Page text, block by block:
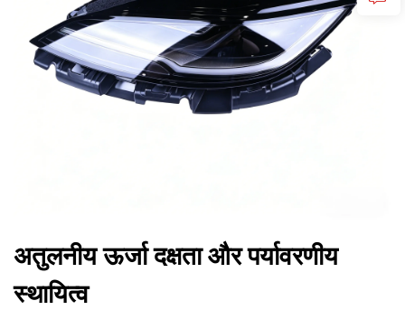
अतुलनीय ऊर्जा दक्षता और पर्यावरणीय
स्थायित्व